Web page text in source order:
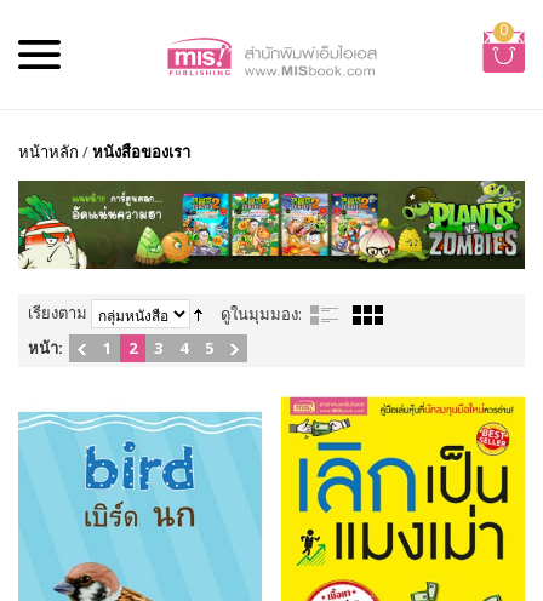
0
หน้าหลัก /หนังสือของเรา
เรียงตาม
ดูในมุมมอง:
หน้า:
1 2 3 4 5